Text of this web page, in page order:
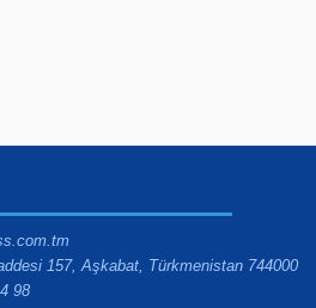
157, Aşkabat, Türkmenistan 744000
98